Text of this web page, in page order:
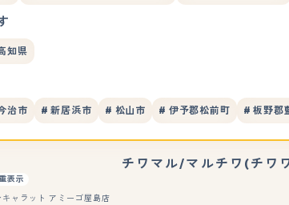
知県
治市 # 新居浜市 # 松山市 # 伊予郡松前町 # 板野郡
チワマル/マルチワ(チワ
表示
キャラット アミーゴ屋島店